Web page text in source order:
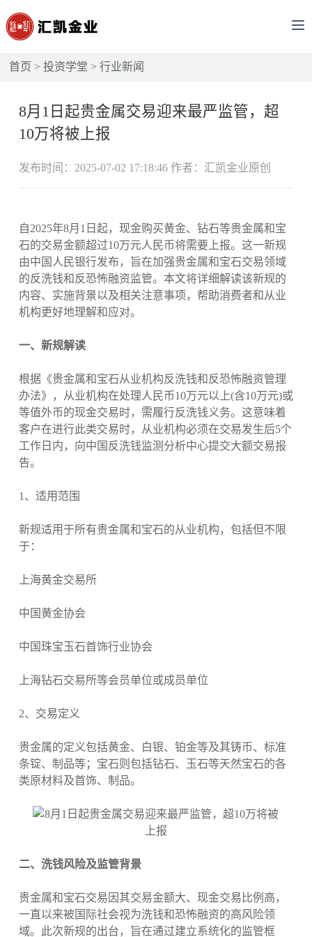
首页 >投资学堂 >行业新闻
8月1日起贵金属交易迎来最严监管，超
10万将被上报
发布时间：2025-07-02 17:18:46 作者：汇凯金业原创
自2025年8月1日起，现金购买黄金、钻石等贵金属和宝
石的交易金额超过10万元人民币将需要上报。这一新规
由中国人民银行发布，旨在加强贵金属和宝石交易领域
的反洗钱和反恐怖融资监管。本文将详细解读该新规的
内容、实施背景以及相关注意事项，帮助消费者和从业
机构更好地理解和应对。
一、新规解读
根据《贵金属和宝石从业机构反洗钱和反恐怖融资管理
办法》，从业机构在处理人民币10万元以上(含10万元)或
等值外币的现金交易时，需履行反洗钱义务。这意味着
客户在进行此类交易时，从业机构必须在交易发生后5个
工作日内，向中国反洗钱监测分析中心提交大额交易报
告。
1、适用范围
新规适用于所有贵金属和宝石的从业机构，包括但不限
于：
上海黄金交易所
中国黄金协会
中国珠宝玉石首饰行业协会
上海钻石交易所等会员单位或成员单位
2、交易定义
贵金属的定义包括黄金、白银、铂金等及其铸币、标准
条锭、制品等；宝石则包括钻石、玉石等天然宝石的各
类原材料及首饰、制品。
二、洗钱风险及监管背景
贵金属和宝石交易因其交易金额大、现金交易比例高，
一直以来被国际社会视为洗钱和恐怖融资的高风险领
域。此次新规的出台，旨在通过建立系统化的监管框